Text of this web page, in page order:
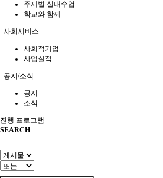
주제별 실내수업
학교와 함께
사회서비스
사회적기업
사업실적
공지/소식
공지
소식
진행 프로그램
SEARCH